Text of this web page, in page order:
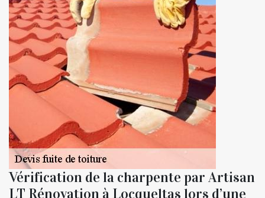
Vérification de la charpente par Artisan
LT Rénovation à Locqueltas lors d’une